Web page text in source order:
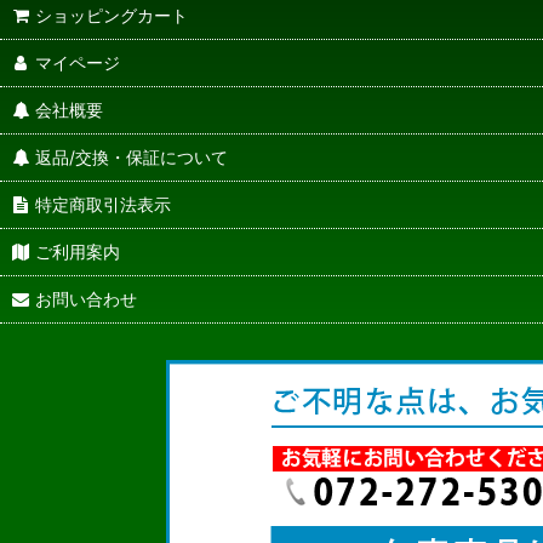
ショッピングカート
マイページ
会社概要
返品/交換・保証について
特定商取引法表示
ご利用案内
お問い合わせ